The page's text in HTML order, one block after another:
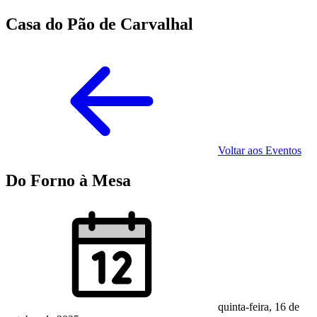
Casa do Pão de Carvalhal
Voltar aos Eventos
Do Forno à Mesa
quinta-feira, 16 de